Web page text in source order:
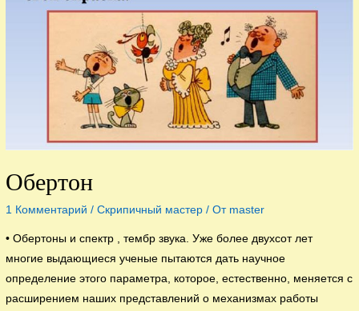
Обертон
1 Комментарий /Скрипичный мастер / От master
• Обертоны и спектр , тембр звука. Уже более двухсот лет
многие выдающиеся ученые пытаются дать научное
определение этого параметра, которое, естественно, меняется с
расширением наших представлений о механизмах работы